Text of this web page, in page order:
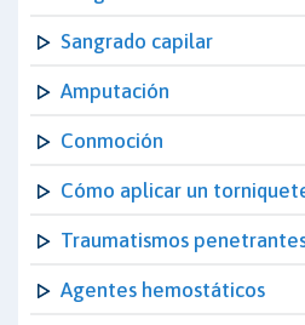
Sangrado capilar
Amputación
Conmoción
Cómo aplicar un
Traumatismos
Agentes hemostáticos